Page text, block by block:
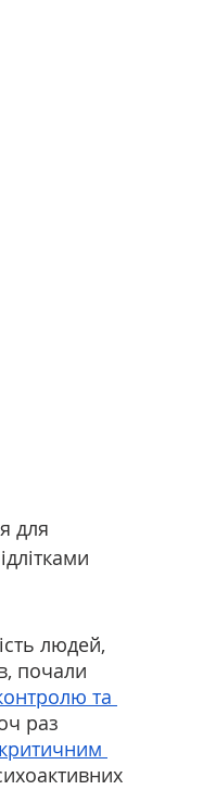
для
людей,
почали
та
раз